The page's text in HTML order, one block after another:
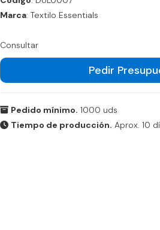
Marca: Textilo Essentials
Consultar
Pedir
Pedido mínimo. 1000 uds
Tiempo de producción. Aprox. 10